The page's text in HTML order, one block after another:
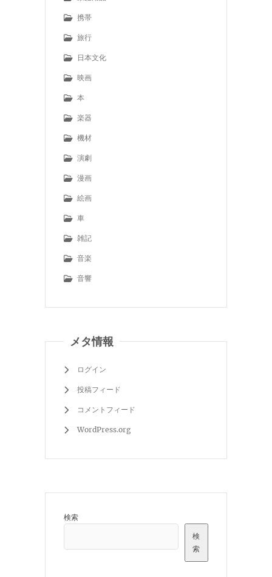
携帯
旅行
日本文化
映画
本
楽器
機材
演劇
漫画
絵画
車
雑記
音楽
音響
メタ情報
ログイン
投稿フィード
コメントフィード
WordPress.org
検索
検
索